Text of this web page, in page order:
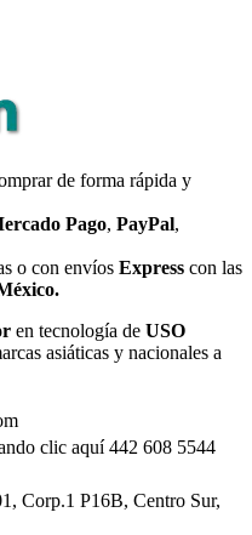
de forma rápida y
Pago, PayPal,
o con envíos Express con las
en tecnología de USO
asiáticas y nacionales a
clic aquí 442 608 5544
Corp.1 P16B, Centro Sur,